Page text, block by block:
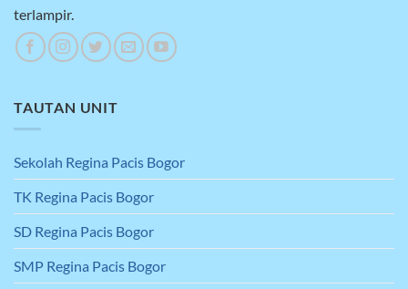
terlampir.
TAUTAN UNIT
Sekolah Regina Pacis Bogor
TK Regina Pacis Bogor
SD Regina Pacis Bogor
SMP Regina Pacis Bogor